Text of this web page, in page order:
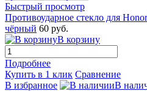
Быстрый просмотр
Противоударное стекло для
чёрный 60 руб.
В корзину
Подробнее
Купить в 1 клик Сравнение
В избранное
В